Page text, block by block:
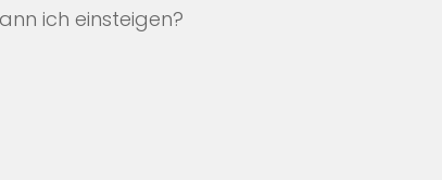
ich einsteigen?